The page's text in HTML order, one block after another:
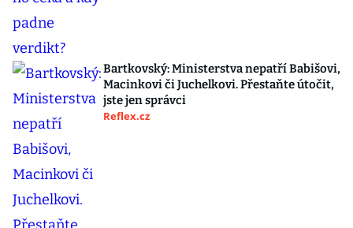
Bartkovský: Ministerstva nepatří Babišovi,
Macinkovi či Juchelkovi. Přestaňte útočit,
jste jen správci
Reflex.cz